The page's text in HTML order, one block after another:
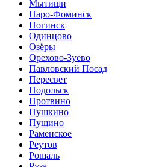
Мытищи
Наро-Фоминск
Ногинск
Одинцово
Озёры
Орехово-Зуево
Павловский Посад
Пересвет
Подольск
Протвино
Пушкино
Пущино
Раменское
Реутов
Рошаль